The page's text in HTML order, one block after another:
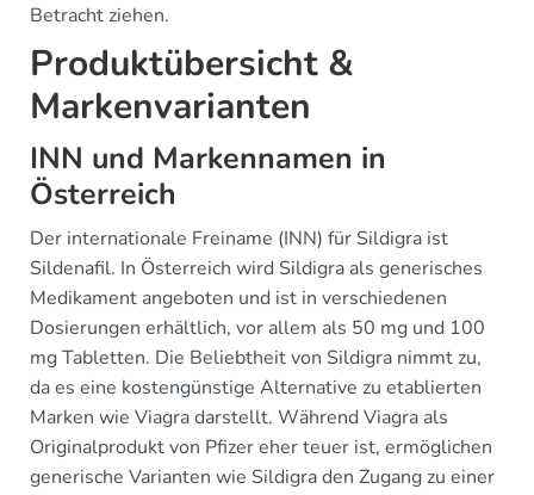
Betracht ziehen.
Produktübersicht &
Markenvarianten
INN und Markennamen in
Österreich
Der internationale Freiname (INN) für Sildigra ist
Sildenafil. In Österreich wird Sildigra als generisches
Medikament angeboten und ist in verschiedenen
Dosierungen erhältlich, vor allem als 50 mg und 100
mg Tabletten. Die Beliebtheit von Sildigra nimmt zu,
da es eine kostengünstige Alternative zu etablierten
Marken wie Viagra darstellt. Während Viagra als
Originalprodukt von Pfizer eher teuer ist, ermöglichen
generische Varianten wie Sildigra den Zugang zu einer